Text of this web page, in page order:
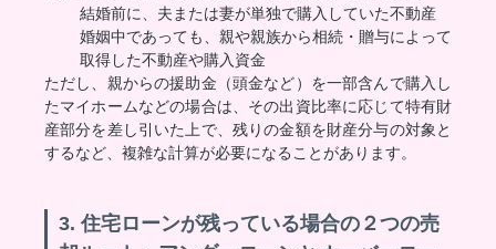
結婚前に、夫または妻が単独で購入していた不動産
婚姻中であっても、親や親族から相続・贈与によって
取得した不動産や購入資金
ただし、親からの援助金（頭金など）を一部含んで購入し
たマイホームなどの場合は、その出資比率に応じて特有財
産部分を差し引いた上で、残りの金額を財産分与の対象と
するなど、複雑な計算が必要になることがあります。
3. 住宅ローンが残っている場合の２つの売